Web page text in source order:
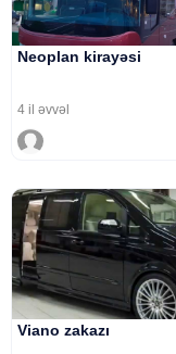
Neoplan kirayəsi
4 il əvvəl
Viano zakazı